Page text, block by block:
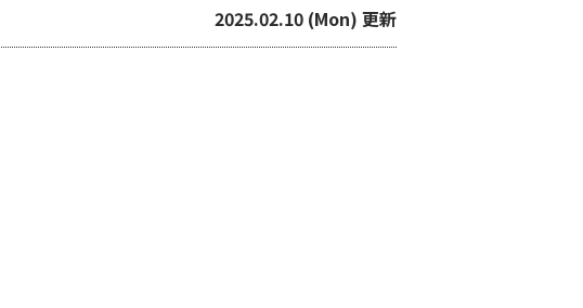
2025.02.10 (Mon) 更新